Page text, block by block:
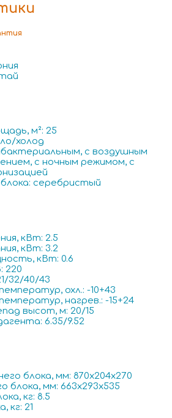
м²: 25
холод
с воздушным
с ночным режимом, с
серебристый
кВт: 2.5
кВт: 3.2
кВт: 0.6
220
32/40/43
охл.: -10+43
нагрев.: -15+24
высот, м: 20/15
6.35/9.52
блока, мм: 870x204x270
блока, мм: 663x293x535
кг: 8.5
кг: 21